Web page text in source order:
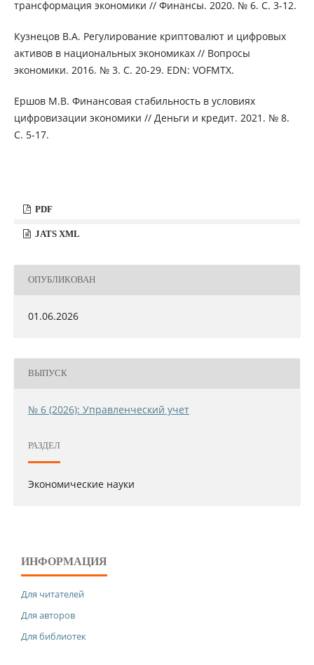
трансформация экономики // Финансы. 2020. № 6. С. 3-12.
Кузнецов В.А. Регулирование криптовалют и цифровых
активов в национальных экономиках // Вопросы
экономики. 2016. № 3. С. 20-29. EDN: VOFMTX.
Ершов М.В. Финансовая стабильность в условиях
цифровизации экономики // Деньги и кредит. 2021. № 8.
С. 5-17.
PDF
JATS XML
ОПУБЛИКОВАН
01.06.2026
ВЫПУСК
№ 6 (2026): Управленческий учет
РАЗДЕЛ
Экономические науки
ИНФОРМАЦИЯ
Для читателей
Для авторов
Для библиотек